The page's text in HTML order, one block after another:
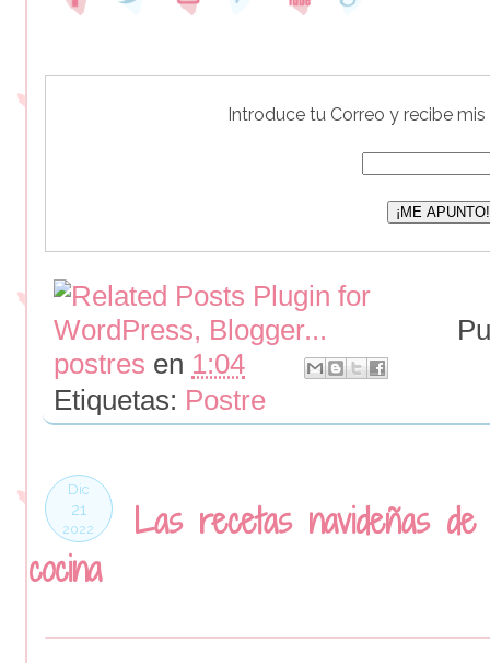
Introduce tu Correo y recibe
postres en 1:04
Etiquetas: Postre
Dic
21
2022
Las recetas navideñas
cocina